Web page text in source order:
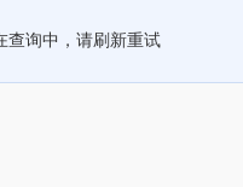
查询中，请刷新重试